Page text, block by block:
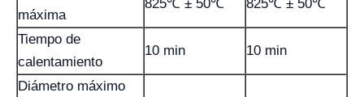
máxima
825℃ ± 50℃ 825℃ ± 50℃
Tiempo de
calentamiento
10 min 10 min
Diámetro máximo